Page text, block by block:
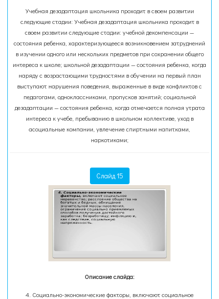
Учебная дезадаптация школьника проходит в своем развитии
следующие стадии: Учебная дезадаптация школьника проходит в
своем развитии следующие стадии: учебной декомпенсации —
состояния ребенка, характеризующееся возникновением затруднений
в изучении одного или нескольких предметов при сохранении общего
интереса к школе; школьной дезадаптации — состояния ребенка, когда
наряду с возрастающими трудностями в обучении на первый план
выступают нарушения поведения, выраженные в виде конфликтов с
педагогами, одноклассниками, пропусков занятий; социальной
дезадаптации — состояния ребенка, когда отмечается полная утрата
интереса к учебе, пребыванию в школьном коллективе, уход в
асоциальные компании, увлечение спиртными напитками,
наркотиками;
Слайд 15
Описание слайда:
4. Социально-экономические факторы, включают социальное